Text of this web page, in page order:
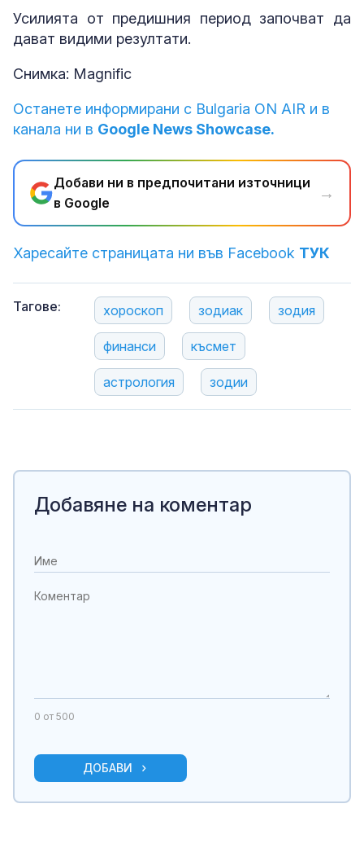
Усилията от предишния период започват да
дават видими резултати.
Снимка: Magnific
Останете информирани с Bulgaria ON AIR и в
канала ни в Google News Showcase.
Добави ни в предпочитани източници
в Google
→
Харесайте страницата ни във Facebook ТУК
Тагове: хороскоп зодиак зодия
финанси късмет
астрология зодии
Добавяне на коментар
0 от 500
ДОБАВИ